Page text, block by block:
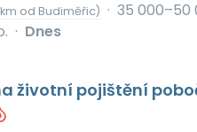
od Budiměřic) · 35 000–50
· Dnes
životní pojištění